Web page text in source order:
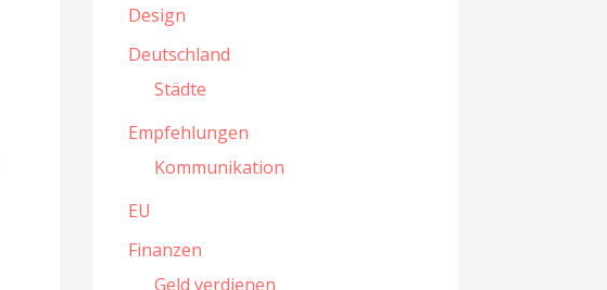
Design
Deutschland
Städte
Empfehlungen
Kommunikation
EU
Finanzen
Geld verdienen